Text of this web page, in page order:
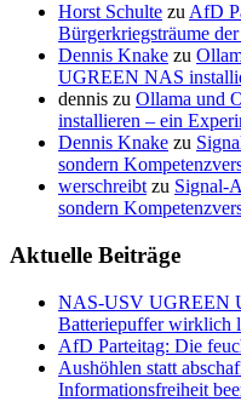
Horst Schulte zuAfD
Bürgerkriegsträume
Dennis Knake zu
UGREEN NAS
dennis zu Ollama und
installieren – ein
Dennis Knake zu
sondern
werschreibtzu Signal-
sondern
Aktuelle Beiträge
NAS-USV UGREEN
Batteriepuffer wirklich
AfD Parteitag: Die
Aushöhlen statt
Informationsfreiheit